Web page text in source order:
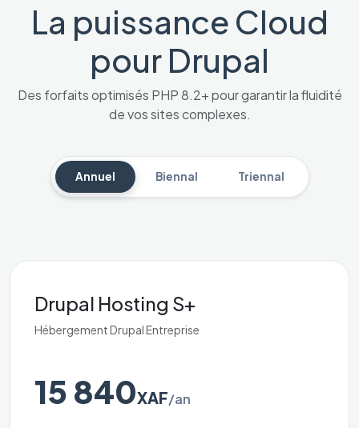
La puissance Cloud
pour Drupal
Des forfaits optimisés PHP 8.2+ pour garantir la fluidité
de vos sites complexes.
Annuel Biennal Triennal
Drupal Hosting S+
Hébergement Drupal Entreprise
15 840XAF/an